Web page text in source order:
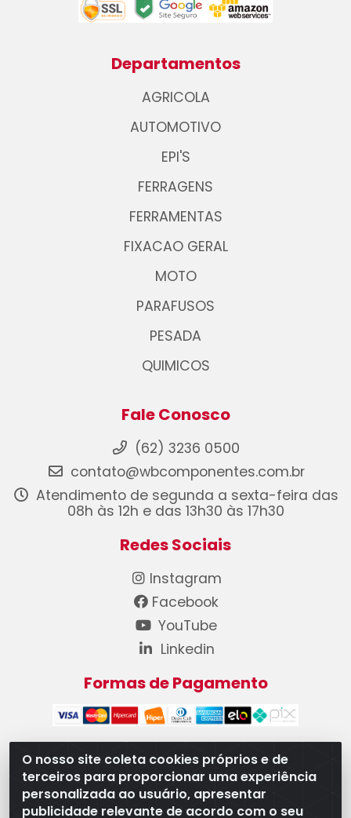
O nosso site coleta cookies próprios e de
terceiros para proporcionar uma experiência
personalizada ao usuário, apresentar
publicidade relevante de acordo com o seu
Departamentos
AGRICOLA
AUTOMOTIVO
EPI'S
FERRAGENS
FERRAMENTAS
FIXACAO GERAL
MOTO
PARAFUSOS
PESADA
QUIMICOS
Fale Conosco
(62) 3236 0500
contato@wbcomponentes.com.br
Atendimento de segunda a sexta-feira das
08h às 12h e das 13h30 às 17h30
Redes Sociais
Instagram
Facebook
YouTube
Linkedin
Formas de Pagamento
WB Componentes Automotivos LTDA - CNPJ
08.528.393/0001-12 - Rua do Níquel, 667 - Parque
Oeste Industrial, Goiânia/GO - CEP 74375-660